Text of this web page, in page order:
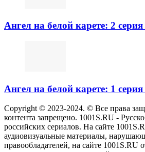
Ангел на белой карете: 2 серия
Ангел на белой карете: 1 серия
Copyright © 2023-2024. © Все права
контента запрещено. 1001S.RU -
российских сериалов. На сайте
аудиовизуальные материалы,
правообладателей, на сайте 1001S.RU